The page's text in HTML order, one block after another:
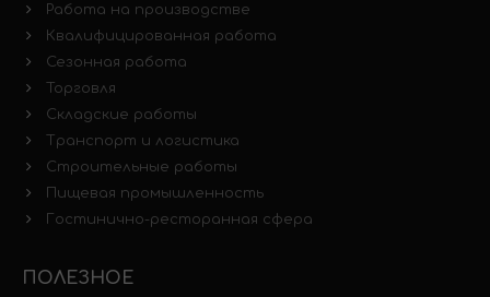
Работа на производстве
Квалифицированная работа
Сезонная работа
Торговля
Складские работы
Транспорт и логистика
Строительные работы
Пищевая промышленность
Гостинично-ресторанная сфера
ПОЛЕЗНОЕ